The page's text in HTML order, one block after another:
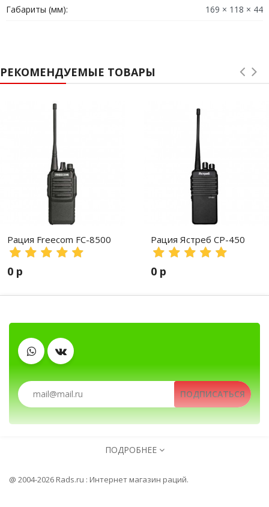
Габариты (мм):
169 × 118 × 44
РЕКОМЕНДУЕМЫЕ ТОВАРЫ
Рация Freecom FC-8500
0 р
Рация Ястреб СР-450
0 р
Рации, радиостанции, рации для охоты и рыбалки,
Зарядные устройства
Рации, радиостанции, рации для охоты и рыбалки,
Автомобильные рации,
Аккумуляторы Тангенты
ПОДПИСАТЬСЯ
ПОДРОБНЕЕ
@ 2004-2026 Rads.ru : Интернет магазин раций.